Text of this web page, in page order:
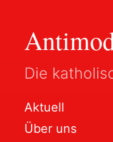
Die
Aktuell
Über uns